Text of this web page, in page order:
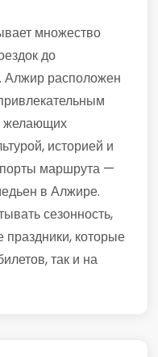
множество
до
Алжир расположен
желающих
историей и
маршрута —
в Алжире.
сезонность,
которые
так и на